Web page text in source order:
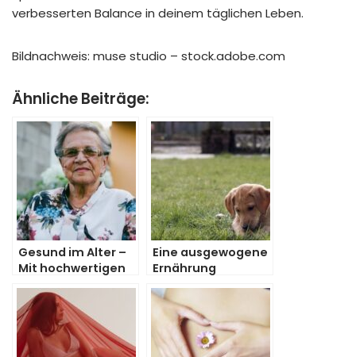
verbesserten Balance in deinem täglichen Leben.
Bildnachweis: muse studio – stock.adobe.com
Ähnliche Beiträge:
Gesund im Alter –
Mit hochwertigen
Liften für Treppen
Eine ausgewogene
Ernährung
innerhalb der
Hundeerziehung